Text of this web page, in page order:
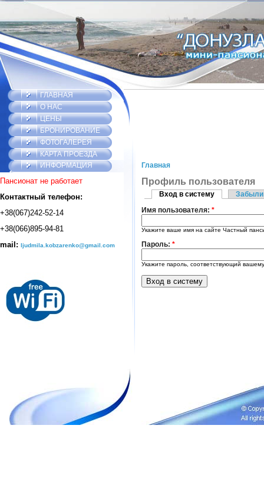
ГЛАВНАЯ
О НАС
ЦЕНЫ
БРОНИРОВАНИЕ
ФОТОГАЛЕРЕЯ
КАРТА ПРОЕЗДА
ИНФОРМАЦИЯ
Пансионат не работает
Контактный телефон:
+38(067)242-52-14
+38(066)895-94-81
mail: ljudmila.kobzarenko@gmail.com
Главная
Профиль пользователя
Вход в систему
Забыли
Имя пользователя: *
Укажите ваше имя на сайте Частный
Пароль: *
Укажите пароль, соответствующий